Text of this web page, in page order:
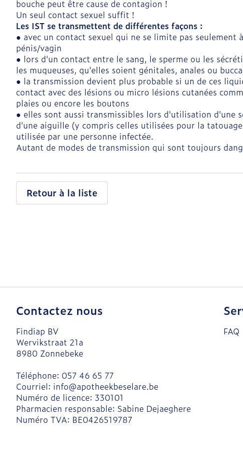
bouche peut être cause de contagion !
Un seul contact sexuel suffit !
Les IST se transmettent de différentes façons :
● avec un contact sexuel qui ne se limite pas seulement
pénis/vagin
● lors d'un contact entre le sang, le sperme ou les
les muqueuses, qu'elles soient génitales, anales ou
● la transmission devient plus probable si un de ces
contact avec des lésions ou micro lésions cutanées
plaies ou encore les boutons
● elles sont aussi transmissibles lors d'utilisation d'une
d'une aiguille (y compris celles utilisées pour la
utilisée par une personne infectée.
Autant de modes de transmission qui sont toujours
Retour à la liste
Contactez nous
Findiap BV
Wervikstraat 21a
8980 Zonnebeke
Téléphone: 057 46 65 77
Courriel: info@apotheekbeselare.be
Numéro de licence: 330101
Pharmacien responsable: Sabine Dejaeghere
Numéro TVA: BE0426519787
FAQ